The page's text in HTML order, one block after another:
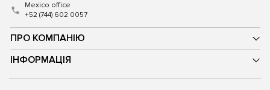
ПРО КОМПАНІЮ
ІНФОРМАЦІЯ
Mexico office
+52 (744) 602 0057